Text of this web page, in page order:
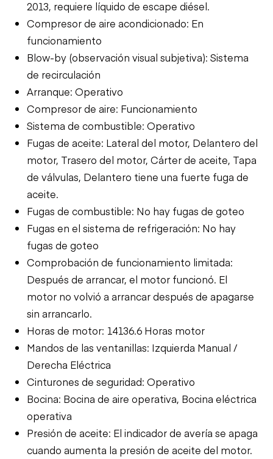
2013, requiere líquido de escape diésel.
Compresor de aire acondicionado: En
funcionamiento
Blow-by (observación visual subjetiva): Sistema
de recirculación
Arranque: Operativo
Compresor de aire: Funcionamiento
Sistema de combustible: Operativo
Fugas de aceite: Lateral del motor, Delantero del
motor, Trasero del motor, Cárter de aceite, Tapa
de válvulas, Delantero tiene una fuerte fuga de
aceite.
Fugas de combustible: No hay fugas de goteo
Fugas en el sistema de refrigeración: No hay
fugas de goteo
Comprobación de funcionamiento limitada:
Después de arrancar, el motor funcionó. El
motor no volvió a arrancar después de apagarse
sin arrancarlo.
Horas de motor: 14136.6 Horas motor
Mandos de las ventanillas: Izquierda Manual /
Derecha Eléctrica
Cinturones de seguridad: Operativo
Bocina: Bocina de aire operativa, Bocina eléctrica
operativa
Presión de aceite: El indicador de avería se apaga
cuando aumenta la presión de aceite del motor.